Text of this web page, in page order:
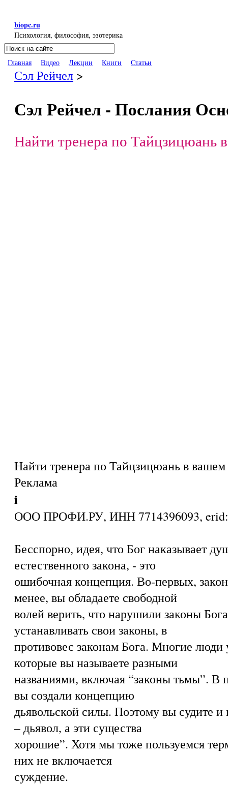
biopc.ru
Психология, философия, эзотерика
Форма поиска
Поиск
Главная Видео Лекции Книги Статьи
Сэл Рейчел >
Сэл Рейчел - Послания
Найти тренера по Тайцзицюань
Найти тренера по Тайцзицюань в вашем
Реклама
i
ООО ПРОФИ.РУ, ИНН 7714396093,
Бесспорно, идея, что Бог наказывает
естественного закона, - это
ошибочная концепция. Во-первых,
менее, вы обладаете свободной
волей верить, что нарушили законы
устанавливать свои законы, в
противовес законам Бога. Многие люди
которые вы называете разными
названиями, включая “законы тьмы”. В
вы создали концепцию
дьявольской силы. Поэтому вы судите и
– дьявол, а эти существа
хорошие”. Хотя мы тоже пользуемся
них не включается
суждение.